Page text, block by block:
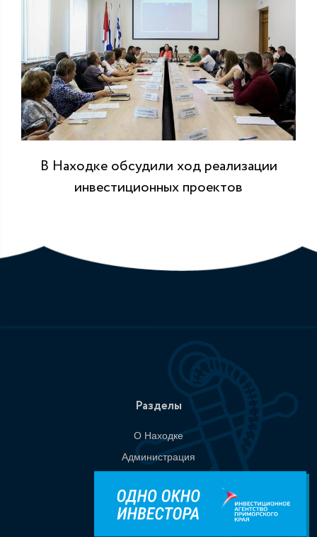
В Находке обсудили ход реализации
инвестиционных проектов
Разделы
О Находке
Администрация
Документы
Национальные проекты